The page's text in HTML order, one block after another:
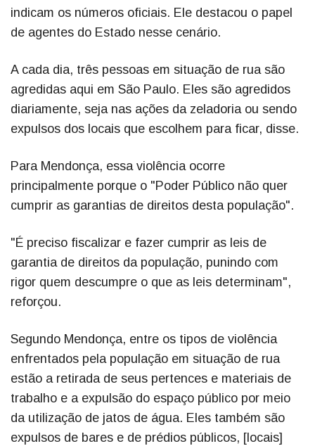
indicam os números oficiais. Ele destacou o papel
de agentes do Estado nesse cenário.
A cada dia, três pessoas em situação de rua são
agredidas aqui em São Paulo. Eles são agredidos
diariamente, seja nas ações da zeladoria ou sendo
expulsos dos locais que escolhem para ficar, disse.
Para Mendonça, essa violência ocorre
principalmente porque o "Poder Público não quer
cumprir as garantias de direitos desta população".
"É preciso fiscalizar e fazer cumprir as leis de
garantia de direitos da população, punindo com
rigor quem descumpre o que as leis determinam",
reforçou.
Segundo Mendonça, entre os tipos de violência
enfrentados pela população em situação de rua
estão a retirada de seus pertences e materiais de
trabalho e a expulsão do espaço público por meio
da utilização de jatos de água. Eles também são
expulsos de bares e de prédios públicos, [locais]